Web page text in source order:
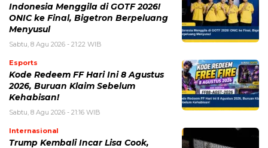
Indonesia Menggila di GOTF 2026!
ONIC ke Final, Bigetron Berpeluang
Menyusul
Sabtu, 8 Agu 2026 - 21:22 WIB
Esports
Kode Redeem FF Hari Ini 8 Agustus
2026, Buruan Klaim Sebelum
Kehabisan!
Sabtu, 8 Agu 2026 - 21:16 WIB
Internasional
Trump Kembali Incar Lisa Cook,